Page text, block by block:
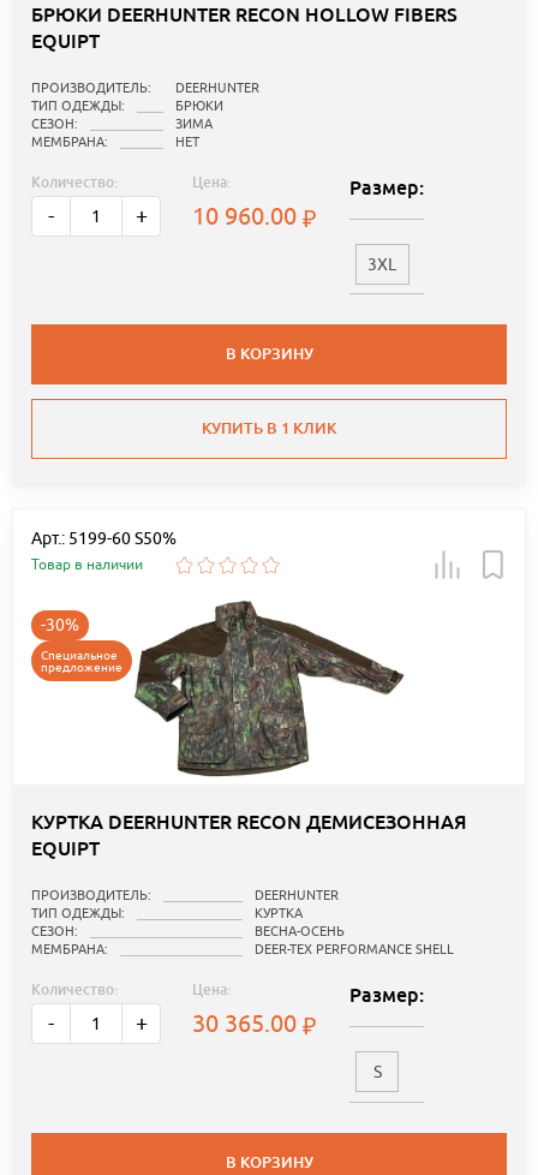
БРЮКИ DEERHUNTER RECON HOLLOW FIBERS
EQUIPT
ПРОИЗВОДИТЕЛЬ:
DEERHUNTER
ТИП ОДЕЖДЫ:
БРЮКИ
СЕЗОН:
ЗИМА
МЕМБРАНА:
НЕТ
Количество:
- +
Цена:
10 960.00
Размер:
3XL
В КОРЗИНУ
КУПИТЬ В 1 КЛИК
Арт.: 5199-60 S50%
Товар в наличии
-30%
Специальное
предложение
КУРТКА DEERHUNTER RECON ДЕМИСЕЗОННАЯ
EQUIPT
ПРОИЗВОДИТЕЛЬ:
DEERHUNTER
ТИП ОДЕЖДЫ:
КУРТКА
СЕЗОН:
ВЕСНА-ОСЕНЬ
МЕМБРАНА:
DEER-TEX PERFORMANCE SHELL
Количество:
- +
Цена:
30 365.00
Размер:
S
В КОРЗИНУ